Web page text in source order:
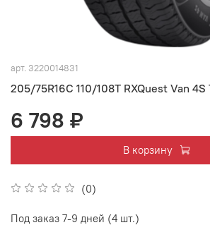
арт. 3220014831
205/75R16C 110/108T RXQuest Van 4S
(0)
6 798 ₽
В корзину
Под заказ 7-9 дней (4 шт.)